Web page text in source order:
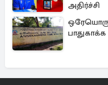
அதிர்ச்சி